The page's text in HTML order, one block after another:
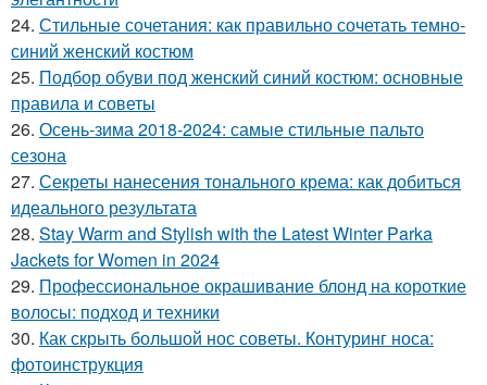
24. Стильные сочетания: как правильно сочетать темно-
синий женский костюм
25. Подбор обуви под женский синий костюм: основные
правила и советы
26. Осень-зима 2018-2024: самые стильные пальто
сезона
27. Секреты нанесения тонального крема: как добиться
идеального результата
28. Stay Warm and Stylish with the Latest Winter Parka
Jackets for Women in 2024
29. Профессиональное окрашивание блонд на короткие
волосы: подход и техники
30. Как скрыть большой нос советы. Контуринг носа:
фотоинструкция